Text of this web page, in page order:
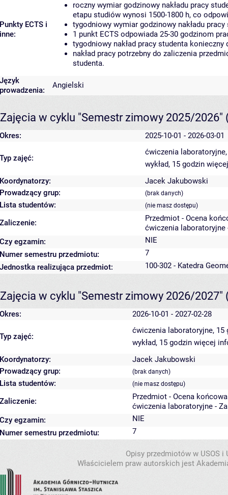
Punkty ECTS i
inne:
roczny wymiar godzinowy nakładu pracy
etapu studiów wynosi 1500-1800 h, co
tygodniowy wymiar godzinowy nakładu
1 punkt ECTS odpowiada 25-30 godzinom
tygodniowy nakład pracy studenta
nakład pracy potrzebny do zaliczenia
studenta.
Język
prowadzenia:
Angielski
Zajęcia w cyklu "Semestr zimowy 2025/2026"
Okres: 2025-10-01 - 2026-03-01
Typ zajęć:
ćwiczenia
wykład, 15 godzin
Koordynatorzy:
Jacek Jakubowski
Prowadzący grup:
(brak danych)
Lista studentów: (nie masz dostępu)
Zaliczenie:
Przedmiot - Ocena
ćwiczenia laboratoryjne
Czy egzamin:
NIE
Numer semestru przedmiotu:
7
Jednostka realizująca przedmiot:
100-302 - Katedra
Zajęcia w cyklu "Semestr zimowy 2026/2027"
Okres: 2026-10-01 - 2027-02-28
Typ zajęć:
ćwiczenia laboratoryjne, 15
wykład, 15 godzin więcej
Koordynatorzy:
Jacek Jakubowski
Prowadzący grup:
(brak danych)
Lista studentów: (nie masz dostępu)
Zaliczenie:
Przedmiot - Ocena
ćwiczenia laboratoryjne -
Czy egzamin:
NIE
Numer semestru przedmiotu:
7
Opisy przedmiotów w USOS
Właścicielem praw autorskich jest